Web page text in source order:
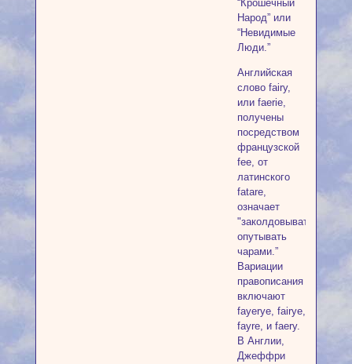
“Крошечный
Народ” или
“Невидимые
Люди.”
Английская
слово fairy,
или faerie,
получены
посредством
французской
fee, от
латинского
fatare,
означает
"заколдовывать,
опутывать
чарами.”
Вариации
правописания
включают
fayerye, fairye,
fayre, и faery.
В Англии,
Джеффри